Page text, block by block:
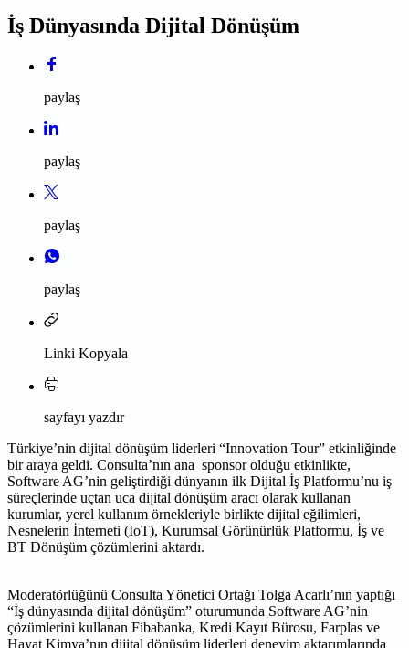
İş Dünyasında Dijital Dönüşüm
paylaş
paylaş
paylaş
paylaş
Linki Kopyala
sayfayı yazdır
Türkiye’nin dijital dönüşüm liderleri “Innovation Tour” etkinliğinde
bir araya geldi. Consulta’nın ana sponsor olduğu etkinlikte,
Software AG’nin geliştirdiği dünyanın ilk Dijital İş Platformu’nu iş
süreçlerinde uçtan uca dijital dönüşüm aracı olarak kullanan
kurumlar, yerel kullanım örnekleriyle birlikte dijital eğilimleri,
Nesnelerin İnterneti (IoT), Kurumsal Görünürlük Platformu, İş ve
BT Dönüşüm çözümlerini aktardı.
Moderatörlüğünü Consulta Yönetici Ortağı Tolga Acarlı’nın yaptığı
“İş dünyasında dijital dönüşüm” oturumunda Software AG’nin
çözümlerini kullanan Fibabanka, Kredi Kayıt Bürosu, Farplas ve
Hayat Kimya’nın dijital dönüşüm liderleri deneyim aktarımlarında